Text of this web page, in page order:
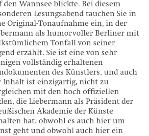
den Wannsee blickte. Bei diesem
Lesungsabend tauchen Sie in
Original-Tonaufnahme ein, in der
als humorvoller Berliner mit
Tonfall von seiner
erzählt. Sie ist eine von sehr
vollständig erhaltenen
des Künstlers, und auch
Inhalt ist einzigartig, nicht zu
mit den hoch offiziellen
die Liebermann als Präsident der
Akademie der Künste
hat, obwohl es auch hier um
geht und obwohl auch hier ein